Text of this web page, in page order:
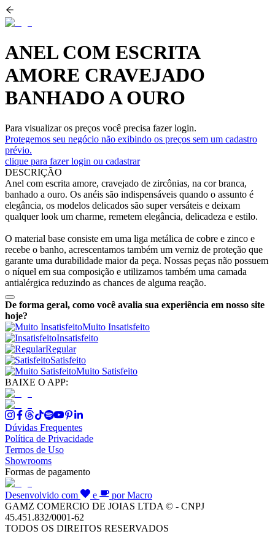
ANEL COM ESCRITA
AMORE CRAVEJADO
BANHADO A OURO
Para visualizar os preços você precisa fazer login.
Protegemos seu negócio não exibindo os preços sem um cadastro
prévio.
clique para fazer login ou cadastrar
DESCRIÇÃO
Anel com escrita amore, cravejado de zircônias, na cor branca,
banhado a ouro. Os anéis são indispensáveis quando o assunto é
elegância, os modelos delicados são super versáteis e deixam
qualquer look um charme, remetem elegância, delicadeza e estilo.
O material base consiste em uma liga metálica de cobre e zinco e
recebe o banho, acrescentamos também um verniz de proteção que
garante uma durabilidade maior da peça. Nossas peças não possuem
o níquel em sua composição e utilizamos também uma camada
antialérgica reduzindo as chances de alguma reação.
De forma geral, como você avalia sua experiência em nosso site
hoje?
Muito Insatisfeito
Insatisfeito
Regular
Satisfeito
Muito Satisfeito
BAIXE O APP:
Dúvidas Frequentes
Política de Privacidade
Termos de Uso
Showrooms
Formas de pagamento
Desenvolvido com e
por Macro
GAMZ COMERCIO DE JOIAS LTDA © - CNPJ
45.451.832/0001-62
TODOS OS DIREITOS RESERVADOS